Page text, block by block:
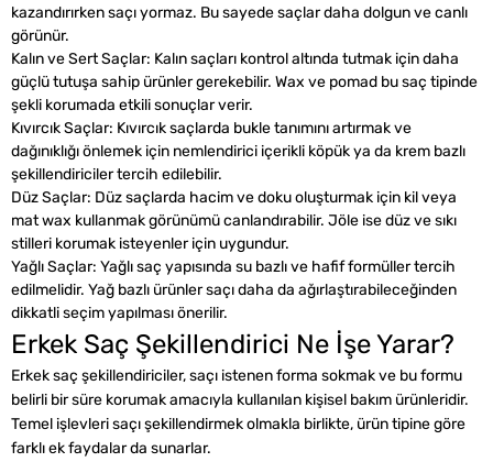
kazandırırken saçı yormaz. Bu sayede saçlar daha dolgun ve canlı
görünür.
Kalın ve Sert Saçlar: Kalın saçları kontrol altında tutmak için daha
güçlü tutuşa sahip ürünler gerekebilir. Wax ve pomad bu saç tipinde
şekli korumada etkili sonuçlar verir.
Kıvırcık Saçlar: Kıvırcık saçlarda bukle tanımını artırmak ve
dağınıklığı önlemek için nemlendirici içerikli köpük ya da krem bazlı
şekillendiriciler tercih edilebilir.
Düz Saçlar: Düz saçlarda hacim ve doku oluşturmak için kil veya
mat wax kullanmak görünümü canlandırabilir. Jöle ise düz ve sıkı
stilleri korumak isteyenler için uygundur.
Yağlı Saçlar: Yağlı saç yapısında su bazlı ve hafif formüller tercih
edilmelidir. Yağ bazlı ürünler saçı daha da ağırlaştırabileceğinden
dikkatli seçim yapılması önerilir.
Erkek Saç Şekillendirici Ne İşe Yarar?
Erkek saç şekillendiriciler, saçı istenen forma sokmak ve bu formu
belirli bir süre korumak amacıyla kullanılan kişisel bakım ürünleridir.
Temel işlevleri saçı şekillendirmek olmakla birlikte, ürün tipine göre
farklı ek faydalar da sunarlar.